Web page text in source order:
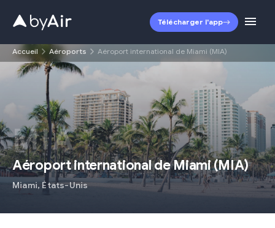
Télécharger l'app
Accueil Aéroports Aéroport international de Miami (MIA)
MIA
Aéroport international de Miami(MIA)
Miami, États-Unis